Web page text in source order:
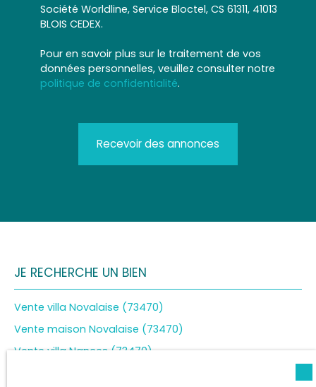
Société Worldline, Service Bloctel, CS 61311, 41013
BLOIS CEDEX.
Pour en savoir plus sur le traitement de vos
données personnelles, veuillez consulter notre
politique de confidentialité.
Recevoir des annonces
JE RECHERCHE UN BIEN
Vente villa Novalaise (73470)
Vente maison Novalaise (73470)
Vente villa Nances (73470)